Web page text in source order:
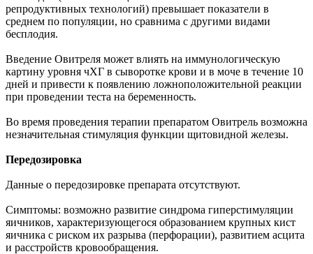
репродуктивных технологий) превышает показатели в
среднем по популяции, но сравнима с другими видами
бесплодия.
Введение Овитреля может влиять на иммунологическую
картину уровня чХГ в сыворотке крови и в моче в течение 10
дней и привести к появлению ложноположительной реакции
при проведении теста на беременность.
Во время проведения терапии препаратом Овитрель возможна
незначительная стимуляция функции щитовидной железы.
Передозировка
Данные о передозировке препарата отсутствуют.
Симптомы: возможно развитие синдрома гиперстимуляции
яичников, характеризующегося образованием крупных кист
яичника с риском их разрыва (перфорации), развитием асцита
и расстройств кровообращения.